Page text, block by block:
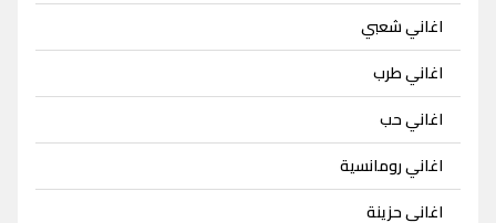
اغاني شعبي
اغاني طرب
اغاني حب
اغاني رومانسية
اغاني حزينة